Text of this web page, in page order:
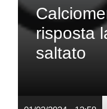
risposta
saltato